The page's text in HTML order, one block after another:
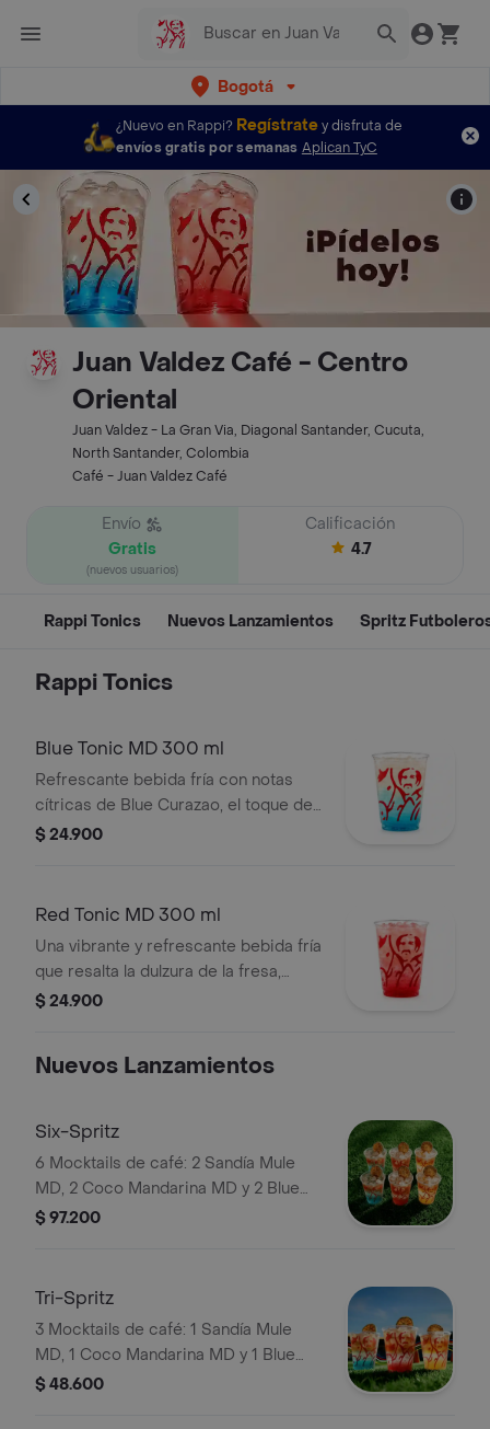
Bogotá
¿Nuevo en Rappi? Regístratey disfruta de
envíos gratis por semanas Aplican TyC
Juan Valdez Café - Centro
Oriental
Juan Valdez - La Gran Via, Diagonal Santander, Cucuta,
North Santander, Colombia
Café - Juan Valdez Café
Envío
Gratis
(nuevos usuarios)
Calificación
4.7
Rappi Tonics Nuevos Lanzamientos Spritz
Rappi Tonics
Blue Tonic MD 300 ml
Refrescante bebida fría con notas
cítricas de Blue Curazao, el toque del
limón, la frescura herbal de mojito y la
$ 24.900
Red Tonic MD 300 ml
Una vibrante y refrescante bebida fría
que resalta la dulzura de la fresa,
equilibrada con el toque cítrico de
$ 24.900
Nuevos Lanzamientos
Six-Spritz
6 Mocktails de café: 2 Sandía Mule
MD, 2 Coco Mandarina MD y 2 Blue
Curazao Mojito MD. Elígelas con soda
$ 97.200
Tri-Spritz
3 Mocktails de café: 1 Sandía Mule
MD, 1 Coco Mandarina MD y 1 Blue
Curazao Mojito MD. Elígelas con soda
$ 48.600